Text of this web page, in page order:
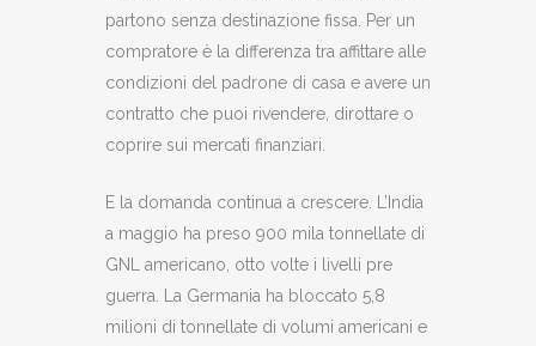
partono senza destinazione fissa. Per un
compratore è la differenza tra affittare alle
condizioni del padrone di casa e avere un
contratto che puoi rivendere, dirottare o
coprire sui mercati finanziari.
E la domanda continua a crescere. L’India
a maggio ha preso 900 mila tonnellate di
GNL americano, otto volte i livelli pre
guerra. La Germania ha bloccato 5,8
milioni di tonnellate di volumi americani e